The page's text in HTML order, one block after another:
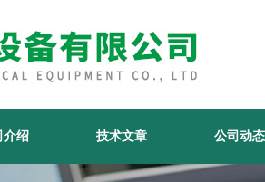
介绍 技术文章 公司动态